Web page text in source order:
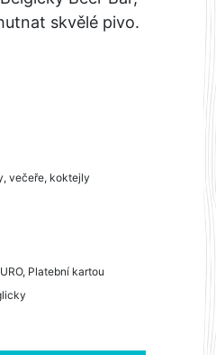
skvělé pivo.
večeře, koktejly
Platební kartou